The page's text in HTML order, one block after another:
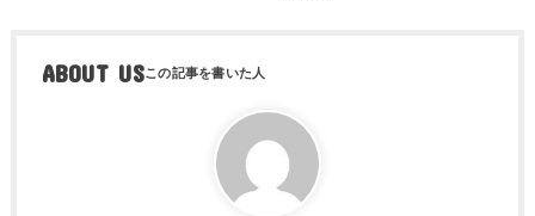
ABOUT US